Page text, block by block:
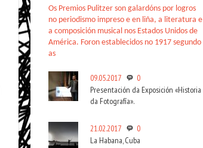
Os Premios Pulitzer son galardóns por logros
no periodismo impreso e en liña, a literatura e
a composición musical nos Estados Unidos de
América. Foron establecidos no 1917 segundo
as
09.05.2017
0
Presentación da Exposición «Historia
da Fotografía».
21.02.2017
0
La Habana, Cuba